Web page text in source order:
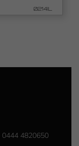
0214IL
‭0444 4820650‬